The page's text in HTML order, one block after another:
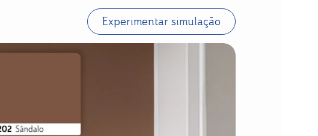
Experimentar simulação